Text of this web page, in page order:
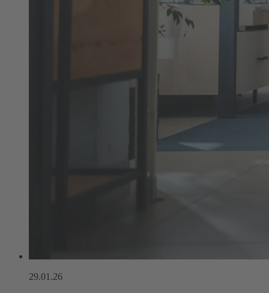
29.01.26